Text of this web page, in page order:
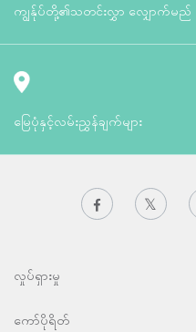
ကျွန်ုပ်တို့၏သတင်းလွှာ လျှောက်မည်
မြေပုံနှင့်လမ်းညွှန်ချက်များ
လှုပ်ရှားမှု
ကော်ပိုရိတ်